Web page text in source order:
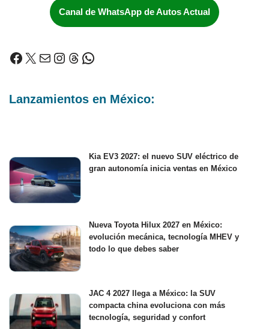
Canal de WhatsApp de Autos Actual
Lanzamientos en México:
Kia EV3 2027: el nuevo SUV eléctrico de
gran autonomía inicia ventas en México
Nueva Toyota Hilux 2027 en México:
evolución mecánica, tecnología MHEV y
todo lo que debes saber
JAC 4 2027 llega a México: la SUV
compacta china evoluciona con más
tecnología, seguridad y confort